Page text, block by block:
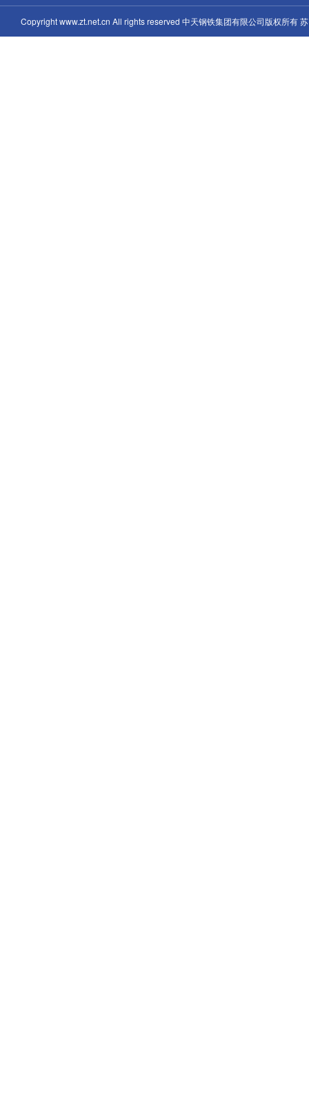
Copyright www.zt.net.cn All rights reserved 中天钢铁集团有限公司版权所有